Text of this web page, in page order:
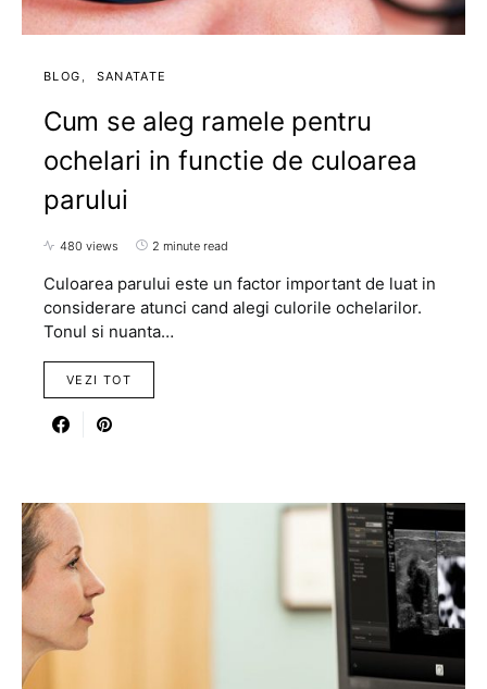
BLOG SANATATE
Cum se aleg ramele pentru
ochelari in functie de culoarea
parului
480 views 2 minute read
Culoarea parului este un factor important de luat in
considerare atunci cand alegi culorile ochelarilor.
Tonul si nuanta…
VEZI TOT